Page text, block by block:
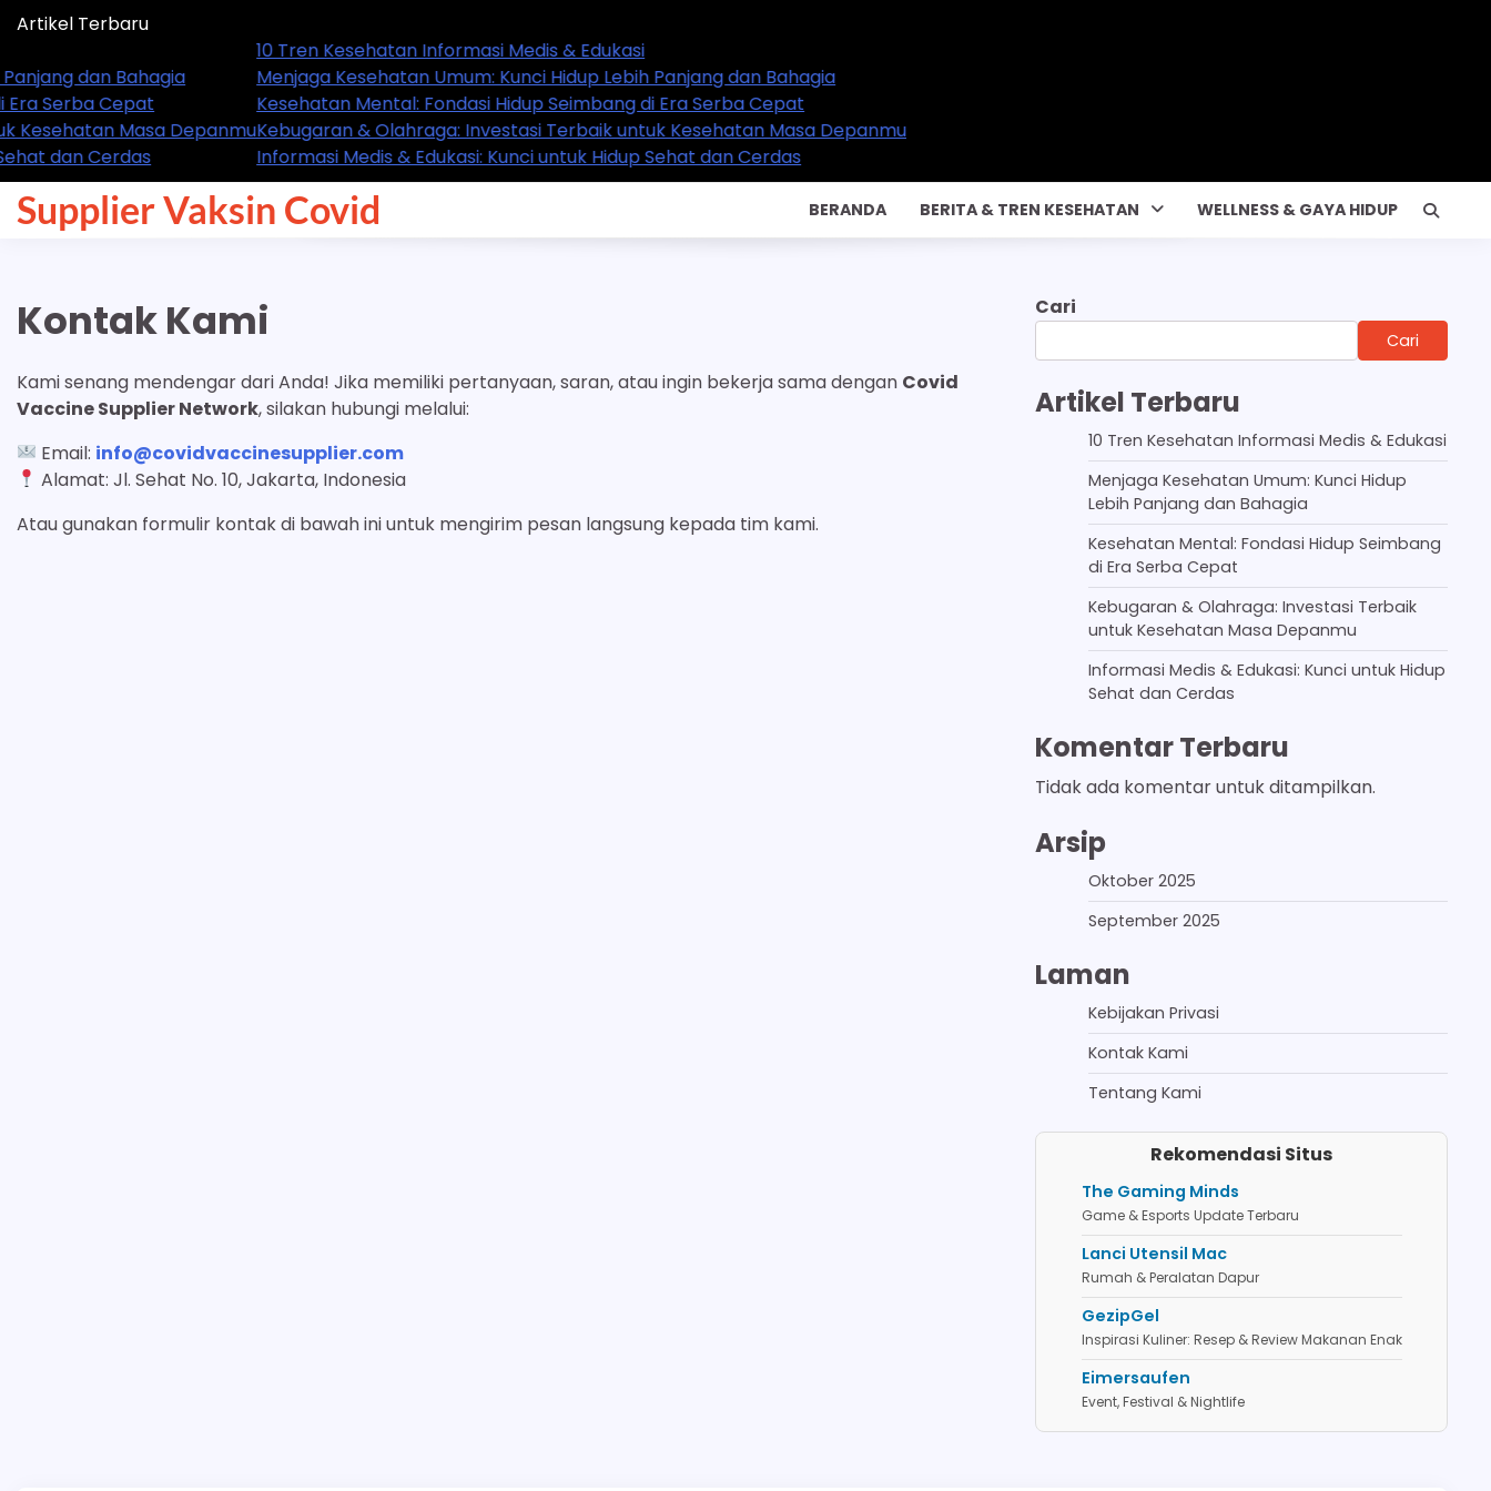
Skip
to
content
Artikel Terbaru
dan Bahagia
Cepat
Masa Depanmu
Cerdas
10 Tren Kesehatan Informasi Medis & Edukasi
Menjaga Kesehatan Umum: Kunci Hidup Lebih Panjang dan Bahagia
Kesehatan Mental: Fondasi Hidup Seimbang di Era Serba Cepat
Kebugaran & Olahraga: Investasi Terbaik untuk Kesehatan Masa Depanmu
Informasi Medis & Edukasi: Kunci untuk Hidup Sehat dan Cerdas
Supplier Vaksin Covid BERANDA BERITA & TREN KESEHATAN WELLNESS & GAYA HIDUP
Kontak Kami
Kami senang mendengar dari Anda! Jika memiliki pertanyaan, saran, atau ingin bekerja sama dengan Covid
Vaccine Supplier Network, silakan hubungi melalui:
Email: info@covidvaccinesupplier.com
Alamat: Jl. Sehat No. 10, Jakarta, Indonesia
Atau gunakan formulir kontak di bawah ini untuk mengirim pesan langsung kepada tim kami.
Cari
Cari
Artikel Terbaru
10 Tren Kesehatan Informasi Medis & Edukasi
Menjaga Kesehatan Umum: Kunci Hidup
Lebih Panjang dan Bahagia
Kesehatan Mental: Fondasi Hidup Seimbang
di Era Serba Cepat
Kebugaran & Olahraga: Investasi Terbaik
untuk Kesehatan Masa Depanmu
Informasi Medis & Edukasi: Kunci untuk Hidup
Sehat dan Cerdas
Komentar Terbaru
Tidak ada komentar untuk ditampilkan.
Arsip
Oktober 2025
September 2025
Laman
Kebijakan Privasi
Kontak Kami
Tentang Kami
Rekomendasi Situs
The Gaming Minds
Game & Esports Update Terbaru
Lanci Utensil Mac
Rumah & Peralatan Dapur
GezipGel
Inspirasi Kuliner: Resep & Review Makanan Enak
Eimersaufen
Event, Festival & Nightlife